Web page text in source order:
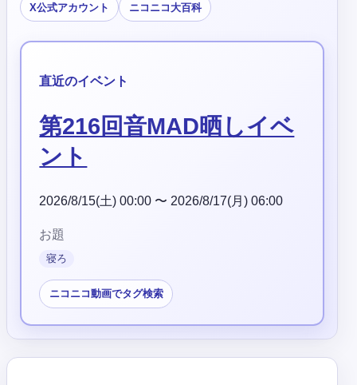
X公式アカウント ニコニコ大百科
直近のイベント
第216回音MAD晒しイベ
ント
2026/8/15(土) 00:00 〜 2026/8/17(月) 06:00
お題
寝ろ
ニコニコ動画でタグ検索